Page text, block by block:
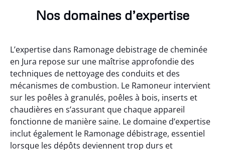
Nos domaines d’expertise
L’expertise dans Ramonage debistrage de cheminée
en Jura repose sur une maîtrise approfondie des
techniques de nettoyage des conduits et des
mécanismes de combustion. Le Ramoneur intervient
sur les poêles à granulés, poêles à bois, inserts et
chaudières en s’assurant que chaque appareil
fonctionne de manière saine. Le domaine d’expertise
inclut également le Ramonage débistrage, essentiel
lorsque les dépôts deviennent trop durs et